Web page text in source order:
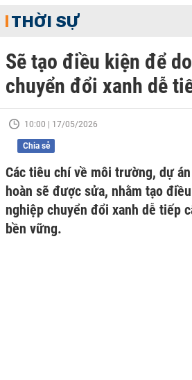
THỜI SỰ
Sẽ tạo điều kiện để
chuyển đổi xanh dễ
10:00 | 17/05/2026
Chia sẻ
Các tiêu chí về môi trường, dự
hoàn sẽ được sửa, nhằm tạo
nghiệp chuyển đổi xanh dễ tiếp
bền vững.